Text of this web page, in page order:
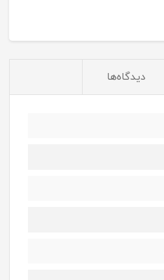
دیدگاه‌ها